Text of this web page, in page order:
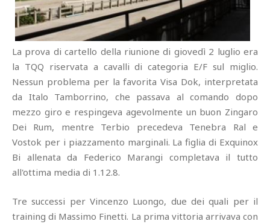
La prova di cartello della riunione di giovedì 2 luglio era
la TQQ riservata a cavalli di categoria E/F sul miglio.
Nessun problema per la favorita Visa Dok, interpretata
da Italo Tamborrino, che passava al comando dopo
mezzo giro e respingeva agevolmente un buon Zingaro
Dei Rum, mentre Terbio precedeva Tenebra Ral e
Vostok per i piazzamento marginali. La figlia di Exquinox
Bi allenata da Federico Marangi completava il tutto
all'ottima media di 1.12.8.
Tre successi per Vincenzo Luongo, due dei quali per il
training di Massimo Finetti. La prima vittoria arrivava con